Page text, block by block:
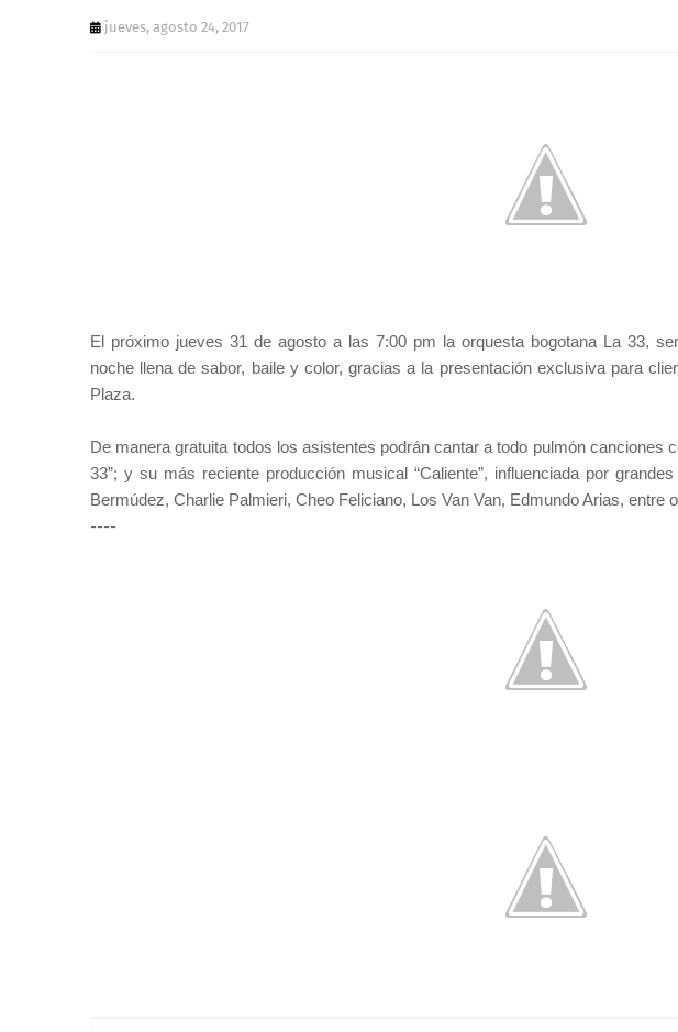
jueves, agosto 24, 2017
El próximo jueves 31 de agosto a las 7:00 pm la orquesta bogotana La 33,
noche llena de sabor, baile y color, gracias a la presentación exclusiva para
Plaza.
De manera gratuita todos los asistentes podrán cantar a todo pulmón canciones
33”; y su más reciente producción musical “Caliente”, influenciada por
Bermúdez, Charlie Palmieri, Cheo Feliciano, Los Van Van, Edmundo Arias, entre
----